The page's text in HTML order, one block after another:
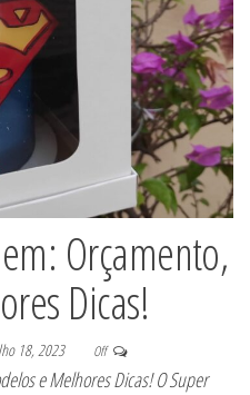
Orçamento,
Dicas!
18, 2023 Off
e Melhores Dicas! O Super